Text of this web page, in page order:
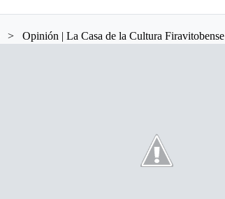
> Opinión | La Casa de la Cultura Firavitobense